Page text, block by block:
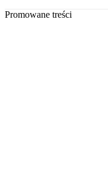
Promowane treści